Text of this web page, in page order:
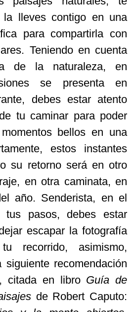
la lleves contigo en una
para compartirla con
Teniendo en cuenta
de la naturaleza, en
se presenta en
debes estar atento
tu caminar para poder
bellos en una
estos instantes
su retorno será en otro
en otra caminata, en
año. Senderista, en el
tus pasos, debes estar
escapar la fotografía
recorrido, asimismo,
recomendación
citada en libro Guía de
de Robert Caputo: